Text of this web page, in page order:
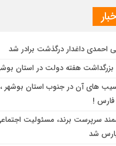
احمدی داغدار درگذشت برادر شد
بزرگداشت هفته دولت در استان
های آن در جنوب استان بوشهر ،
!
سرپرست برند، مسئولیت
شد